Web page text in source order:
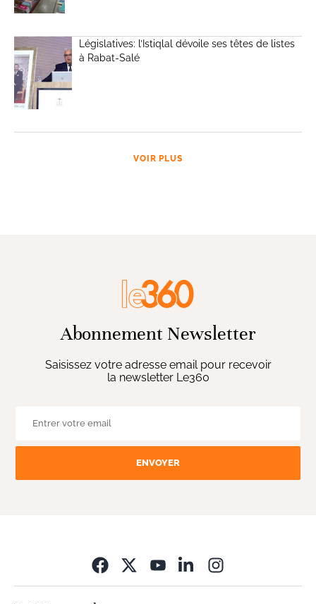
Législatives: l’Istiqlal dévoile ses têtes de listes
à Rabat-Salé
VOIR PLUS
Abonnement Newsletter
Saisissez votre adresse email pour recevoir
la newsletter Le360
ENVOYER